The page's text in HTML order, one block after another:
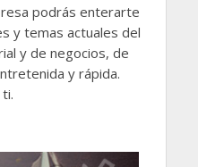
podrás enterarte
y temas actuales del
y de negocios, de
y rápida.